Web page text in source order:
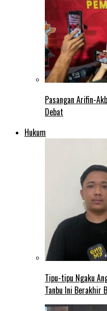
Pasangan Arifin-
Debat
Hukum
Tipu-tipu Ngaku
Tanbu Ini Berakhir